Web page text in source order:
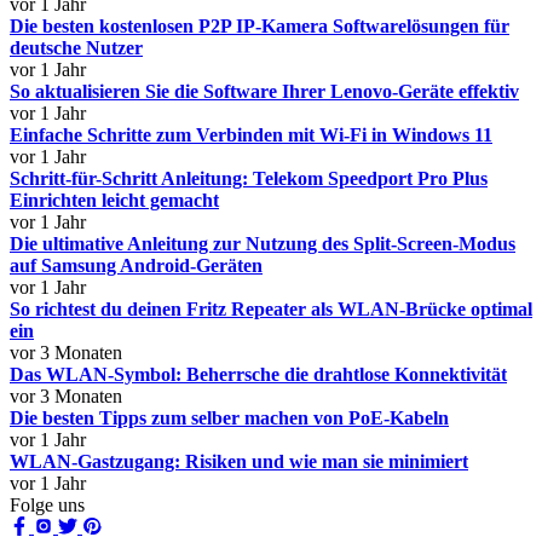
vor 1 Jahr
Die besten kostenlosen P2P IP-Kamera Softwarelösungen für
deutsche Nutzer
vor 1 Jahr
So aktualisieren Sie die Software Ihrer Lenovo-Geräte effektiv
vor 1 Jahr
Einfache Schritte zum Verbinden mit Wi-Fi in Windows 11
vor 1 Jahr
Schritt-für-Schritt Anleitung: Telekom Speedport Pro Plus
Einrichten leicht gemacht
vor 1 Jahr
Die ultimative Anleitung zur Nutzung des Split-Screen-Modus
auf Samsung Android-Geräten
vor 1 Jahr
So richtest du deinen Fritz Repeater als WLAN-Brücke optimal
ein
vor 3 Monaten
Das WLAN-Symbol: Beherrsche die drahtlose Konnektivität
vor 3 Monaten
Die besten Tipps zum selber machen von PoE-Kabeln
vor 1 Jahr
WLAN-Gastzugang: Risiken und wie man sie minimiert
vor 1 Jahr
Folge uns